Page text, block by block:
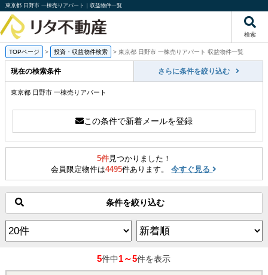
東京都 日野市 一棟売りアパート｜収益物件一覧
検索
TOPページ > 投資・収益物件検索 > 東京都 日野市 一棟売りアパート 収益物件一覧
現在の検索条件 さらに条件を絞り込む
東京都 日野市 一棟売りアパート
この条件で新着メールを登録
5件見つかりました！
会員限定物件は4495件あります。今すぐ見る
条件を絞り込む
5件中1～5件を表示